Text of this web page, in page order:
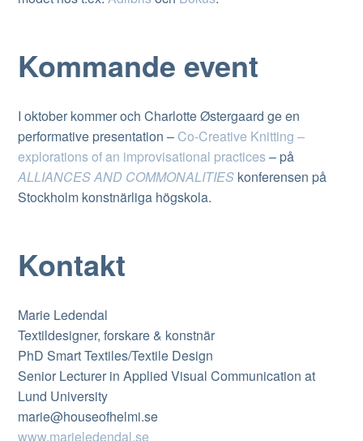
Kommande event
I oktober kommer och Charlotte Østergaard ge en
performative presentation – Co-Creative Knitting –
explorations of an improvisational practices– på
ALLIANCES AND COMMONALITIES konferensen på
Stockholm konstnärliga högskola.
Kontakt
Marie Ledendal
Textildesigner, forskare & konstnär
PhD Smart Textiles/Textile Design
Senior Lecturer in Applied Visual Communication at
Lund University
marie@houseofhelmi.se
www.marieledendal.se